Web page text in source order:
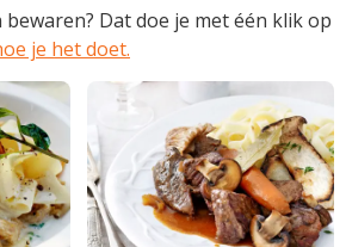
Dat doe je met één klik op
je het doet.